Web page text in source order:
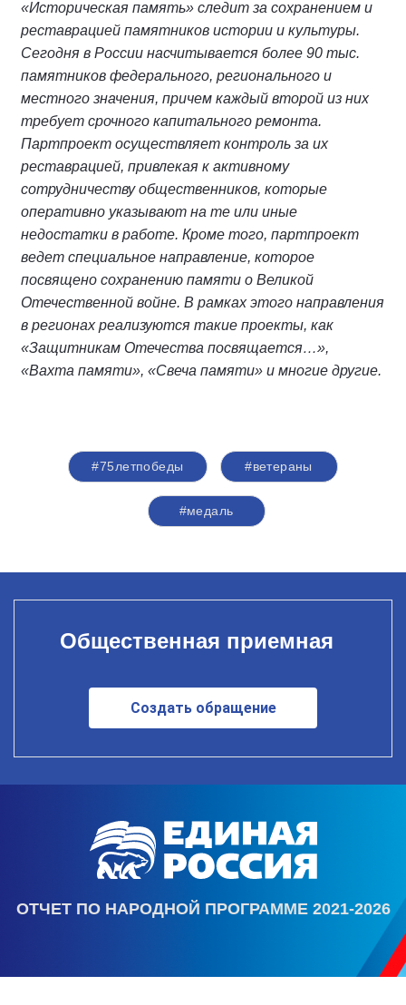
«Историческая память» следит за сохранением и
реставрацией памятников истории и культуры.
Сегодня в России насчитывается более 90 тыс.
памятников федерального, регионального и
местного значения, причем каждый второй из них
требует срочного капитального ремонта.
Партпроект осуществляет контроль за их
реставрацией, привлекая к активному
сотрудничеству общественников, которые
оперативно указывают на те или иные
недостатки в работе. Кроме того, партпроект
ведет специальное направление, которое
посвящено сохранению памяти о Великой
Отечественной войне. В рамках этого направления
в регионах реализуются такие проекты, как
«Защитникам Отечества посвящается…»,
«Вахта памяти», «Свеча памяти» и многие другие.
#75летпобеды #ветераны
#медаль
Общественная приемная
Создать обращение
ОТЧЕТ ПО НАРОДНОЙ ПРОГРАММЕ 2021-2026